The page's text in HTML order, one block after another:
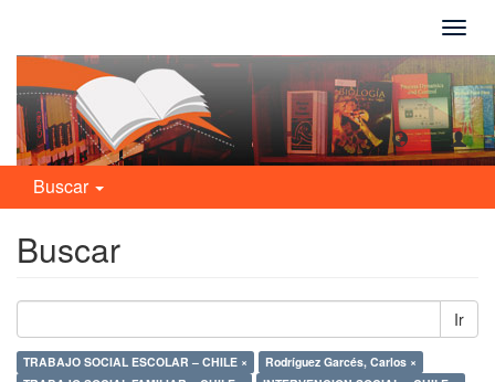
Buscar
Buscar
Ir
TRABAJO SOCIAL ESCOLAR – CHILE ×
Rodríguez Garcés, Carlos ×